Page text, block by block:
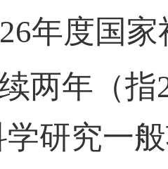
年度国
两年（指
研究一